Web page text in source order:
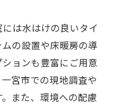
は水はけの良いタイ
の設置や床暖房の導
ョンも豊富にご用意
宮市での現地調査や
また、環境への配慮